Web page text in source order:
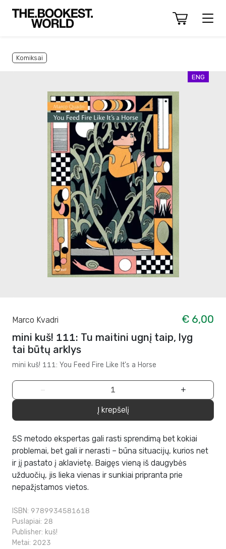
Komiksai
ENG
Marco Kvadri
€ 6,00
mini kuš! 111: Tu maitini ugnį taip, lyg
tai būtų arklys
mini kuš! 111: You Feed Fire Like It's a Horse
− +
Į krepšelį
5S metodo ekspertas gali rasti sprendimą bet kokiai
problemai, bet gali ir nerasti – būna situacijų, kurios net
ir jį pastato į aklavietę. Baigęs vieną iš daugybės
užduočių, jis lieka vienas ir sunkiai pripranta prie
nepažįstamos vietos.
ISBN: 9789934581618
Puslapiai: 28
Publisher: kuš!
Metai: 2023